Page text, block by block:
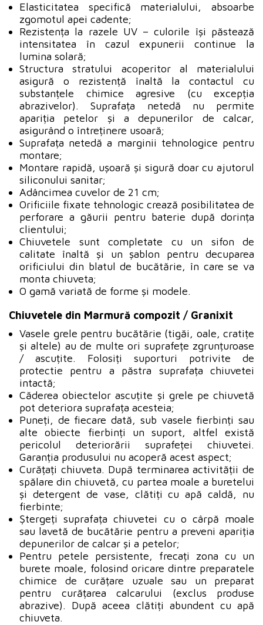
Elasticitatea specifică materialului, absoarbe
zgomotul apei cadente;
Rezistența la razele UV – culorile își păstează
intensitatea în cazul expunerii continue la
lumina solară;
Structura stratului acoperitor al materialului
asigură o rezistență înaltă la contactul cu
substanțele chimice agresive (cu excepția
abrazivelor). Suprafața netedă nu permite
apariția petelor și a depunerilor de calcar,
asigurând o întreținere usoară;
Suprafața netedă a marginii tehnologice pentru
montare;
Montare rapidă, ușoară și sigură doar cu ajutorul
siliconului sanitar;
Adâncimea cuvelor de 21 cm;
Orificiile fixate tehnologic crează posibilitatea de
perforare a găurii pentru baterie după dorința
clientului;
Chiuvetele sunt completate cu un sifon de
calitate înaltă și un șablon pentru decuparea
orificiului din blatul de bucătărie, în care se va
monta chiuveta;
O gamă variată de forme și modele.
Chiuvetele din Marmură compozit / Granixit
Vasele grele pentru bucătărie (tigăi, oale, cratițe
și altele) au de multe ori suprafețe zgrunțuroase
/ ascuțite. Folosiți suporturi potrivite de
protectie pentru a păstra suprafața chiuvetei
intactă;
Căderea obiectelor ascuțite și grele pe chiuvetă
pot deteriora suprafața acesteia;
Puneți, de fiecare dată, sub vasele fierbinți sau
alte obiecte fierbinți un suport, altfel există
pericolul deteriorării suprafeței chiuvetei.
Garanția produsului nu acoperă acest aspect;
Curățați chiuveta. După terminarea activității de
spălare din chiuvetă, cu partea moale a buretelui
și detergent de vase, clătiți cu apă caldă, nu
fierbinte;
Ștergeți suprafața chiuvetei cu o cârpă moale
sau lavetă de bucătărie pentru a preveni apariția
depunerilor de calcar și a petelor;
Pentru petele persistente, frecați zona cu un
burete moale, folosind oricare dintre preparatele
chimice de curățare uzuale sau un preparat
pentru curățarea calcarului (exclus produse
abrazive). După aceea clătiți abundent cu apă
chiuveta.